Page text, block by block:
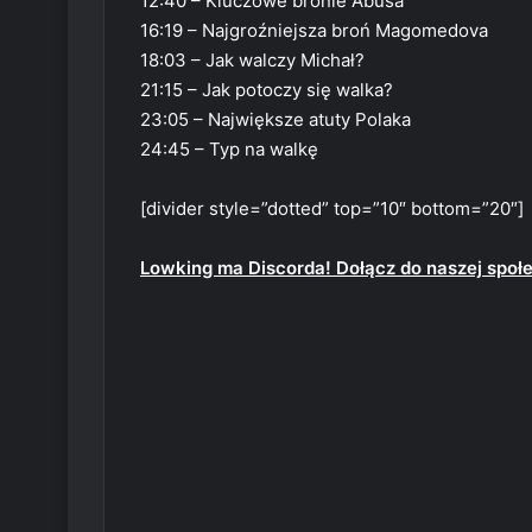
16:19 – Najgroźniejsza broń Magomedova
18:03 – Jak walczy Michał?
21:15 – Jak potoczy się walka?
23:05 – Największe atuty Polaka
24:45 – Typ na walkę
[divider style=”dotted” top=”10″ bottom=”20″]
Lowking ma Discorda! Dołącz do naszej